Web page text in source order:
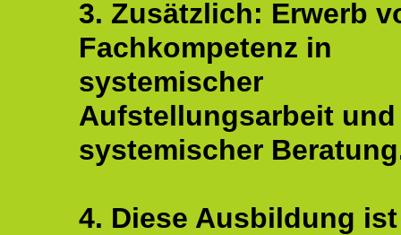
3. Zusätzlich: Erwerb
Fachkompetenz in
systemischer
Aufstellungsarbeit und
systemischer
4. Diese Ausbildung